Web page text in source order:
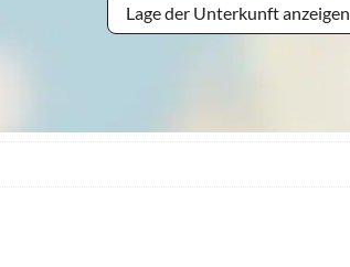
Lage der Unterkunft anzeigen